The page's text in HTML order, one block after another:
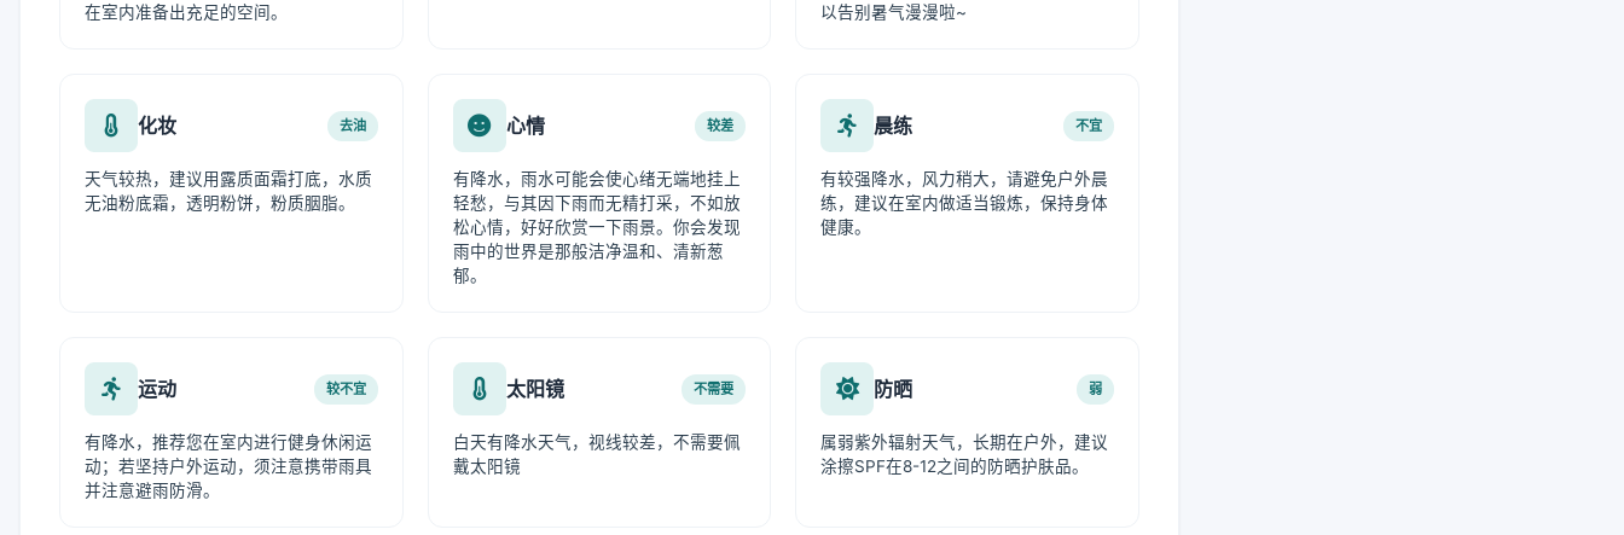
在室内准备出充足的空间。
以告别暑气漫漫啦~
化妆 去油
天气较热，建议用露质面霜打底，水质
无油粉底霜，透明粉饼，粉质胭脂。
心情 较差
有降水，雨水可能会使心绪无端地挂上
轻愁，与其因下雨而无精打采，不如放
松心情，好好欣赏一下雨景。你会发现
雨中的世界是那般洁净温和、清新葱
郁。
晨练 不宜
有较强降水，风力稍大，请避免户外晨
练，建议在室内做适当锻炼，保持身体
健康。
运动 较不宜
有降水，推荐您在室内进行健身休闲运
动；若坚持户外运动，须注意携带雨具
并注意避雨防滑。
太阳镜 不需要
白天有降水天气，视线较差，不需要佩
戴太阳镜
防晒 弱
属弱紫外辐射天气，长期在户外，建议
涂擦SPF在8-12之间的防晒护肤品。